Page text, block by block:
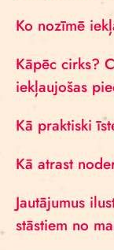
Ko nozīmē
Kāpēc cirks?
iekļaujošas
Kā praktiski
Kā atrast
Jautājumus
stāstiem no